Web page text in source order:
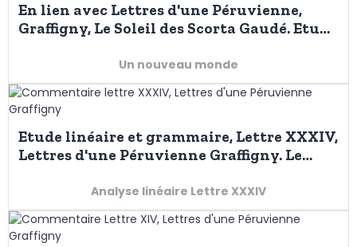
En lien avec Lettres d'une Péruvienne,
Graffigny, Le Soleil des Scorta Gaudé. Etude
Un nouveau monde
Etude linéaire et grammaire, Lettre XXXIV,
Lettres d'une Péruvienne Graffigny. Le
Analyse linéaire Lettre XXXIV